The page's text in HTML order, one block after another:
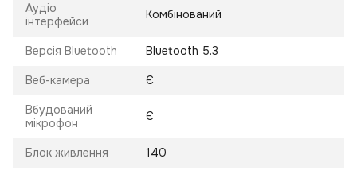
Аудіо
інтерфейси
Комбінований
Версія Bluetooth Bluetooth 5.3
Веб-камера Є
Вбудований
мікрофон
Є
Блок живлення 140